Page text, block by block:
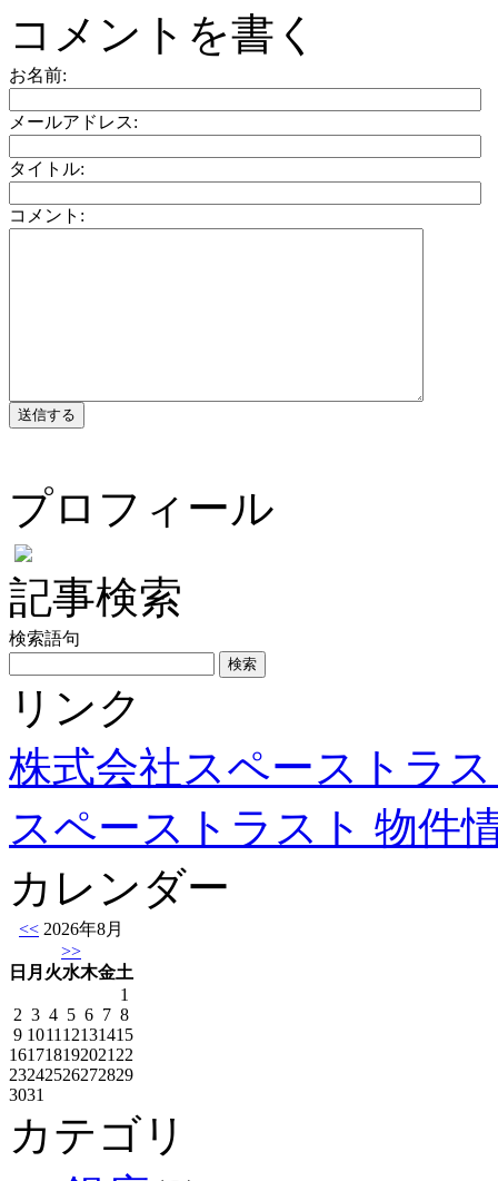
コメントを書く
お名前:
メールアドレス:
タイトル:
コメント:
プロフィール
記事検索
検索語句
リンク
株式会社スペーストラ
スペーストラスト 物件
カレンダー
<< 2026年8月
>>
日 月 火水木金土
1
2 3 4 5 6 7 8
9 101112131415
16171819202122
23242526272829
3031
カテゴリ